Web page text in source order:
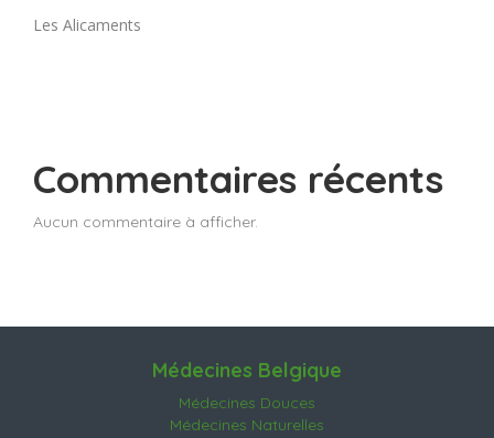
Les Alicaments
Commentaires récents
Aucun commentaire à afficher.
Médecines Belgique
Médecines Douces
Médecines Naturelles